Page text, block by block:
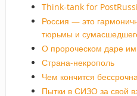
Think-tank for
Россия — это
тюрьмы и
О пророческом даре
Страна-некрополь
Чем кончится
Пытки в СИЗО за свой